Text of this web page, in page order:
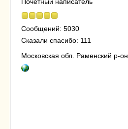
Сообщений: 5030
Сказали спасибо: 111
Московская обл. Раменский р-он